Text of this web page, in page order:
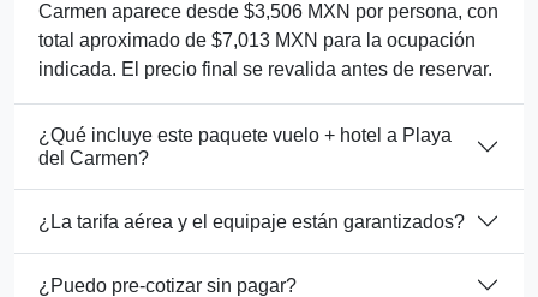
Carmen aparece desde $3,506 MXN por persona, con
total aproximado de $7,013 MXN para la ocupación
indicada. El precio final se revalida antes de reservar.
¿Qué incluye este paquete vuelo + hotel a Playa
del Carmen?
¿La tarifa aérea y el equipaje están garantizados?
¿Puedo pre-cotizar sin pagar?